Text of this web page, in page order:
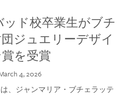
ッド校卒業生がブチ
ジュエリーデザイ
を受賞
4, 2026
、ジャンマリア・ブチェラッテ